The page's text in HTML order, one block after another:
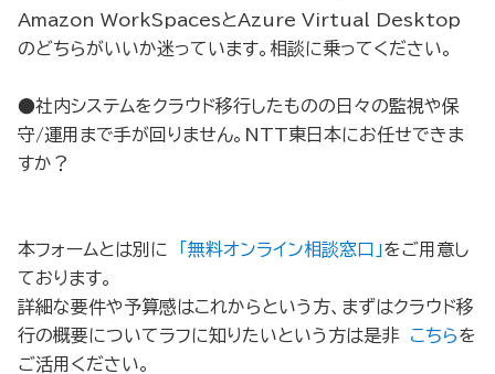
Amazon WorkSpacesとAzure Virtual Desktop
のどちらがいいか迷っています。相談に乗ってください。
●社内システムをクラウド移行したものの日々の監視や保
守/運用まで手が回りません。NTT東日本にお任せできま
すか？
本フォームとは別に 「無料オンライン相談窓口」をご用意し
ております。
詳細な要件や予算感はこれからという方、まずはクラウド移
行の概要についてラフに知りたいという方は是非
こちらを
ご活用ください。